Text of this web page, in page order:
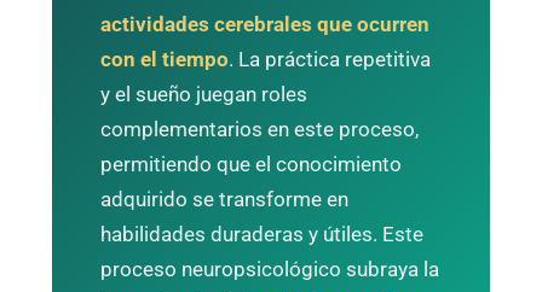
actividades cerebrales que ocurren
con el tiempo. La práctica repetitiva
y el sueño juegan roles
complementarios en este proceso,
permitiendo que el conocimiento
adquirido se transforme en
habilidades duraderas y útiles. Este
proceso neuropsicológico subraya la